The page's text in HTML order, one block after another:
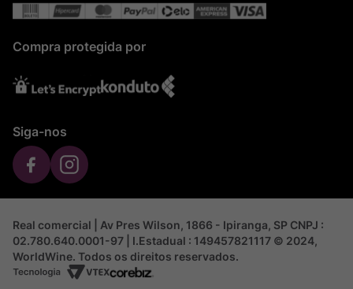
Compra protegida por
Siga-nos
Real comercial | Av Pres Wilson, 1866 - Ipiranga, SP CNPJ :
02.780.640.0001-97 | I.Estadual : 149457821117 © 2024,
WorldWine. Todos os direitos reservados.